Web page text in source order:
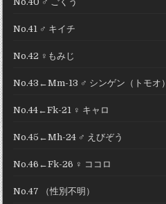
No.41 ♂ キイチ
No.42 ♀もみじ
No.43←Mm-13 ♂ シンゲン（トモオ）
No.44←Fk-21 ♀ キャロ
No.45←Mh-24 ♂ えびぞう
No.46←Fk-26 ♀ ココロ
No.47 （性別不明）